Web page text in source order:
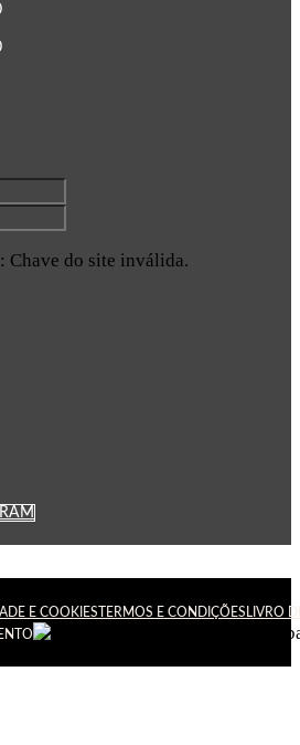
Chave do site inválida.
E COOKIES TERMOS E CONDIÇÕES LIVRO